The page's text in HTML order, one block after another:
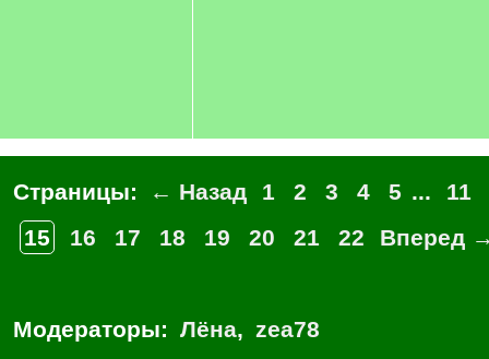
Страницы: ← Назад 1 2 3 4 5 ...
11
15
16 17 18 19 20 21 22 Вперед
Модераторы: Лёна, zea78